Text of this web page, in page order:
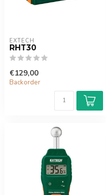
EXTECH
RHT30
€129,00
Backorder